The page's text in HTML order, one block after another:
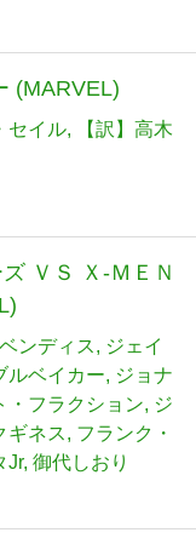
(MARVEL)
セイル
【訳】高木
ＶＳ Ｘ-ＭＥＮ
ンディス
ジェイ
ルベイカー
ジョナ
・フラクション
ジ
ギネス
フランク・
Jr 御代しおり